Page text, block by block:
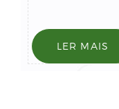
LER MAIS